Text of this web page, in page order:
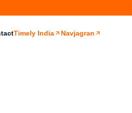
Timely India Navjagran